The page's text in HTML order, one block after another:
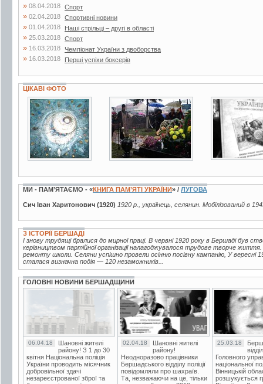
» 08.04.2018 Спорт
» 02.04.2018 Спортивні новини
» 01.04.2018 Наші стрільці – другі в області
» 25.03.2018 Спорт
» 16.03.2018 Чемпіонат України з двоборства
» 16.03.2018 Перші успіхи боксерів
ЦІКАВІ ФОТО
12 фото 10 фото 2 фото
МИ - ПАМ’ЯТАЄМО - «КНИГА ПАМ’ЯТІ УКРАЇНИ» / ЛУГОВА
Сич Іван Харитонович (1920) 1920 р., українець, селянин. Мобілізований в
З ІСТОРІЇ БЕРШАДІ
І знову трудящі бралися до мирної праці. В червні 1920 року в Бершаді був
керівництвом партійної організації налагоджувалося трудове творче
ремонту школи. Селяни успішно провели осінню посівну кампанію, У
сталася визначна подія — 120 незаможників...
ГОЛОВНІ НОВИНИ БЕРШАДЩИНИ
06.04.18
Шановні жителі
району! З 1 до 30
квітня Національна поліція
України проводить місячник
добровільної здачі
незареєстрованої зброї та
02.04.18
Шановні жителі
району!
Неодноразово працівники
Бершадського відділу поліції
повідомляли про шахраїв.
Та, незважаючи на це, тільки
25.03.18
Головного
національної
Вінницькій
розшукується